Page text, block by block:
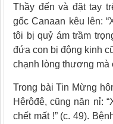
Thầy đến và đặt tay
gốc Canaan kêu lên:
tôi bị quỷ ám trầm
đứa con bị động kinh
chạnh lòng thương mà
Trong bài Tin Mừng
Hêrôđê, cũng năn nỉ:
chết mất !” (c. 49).